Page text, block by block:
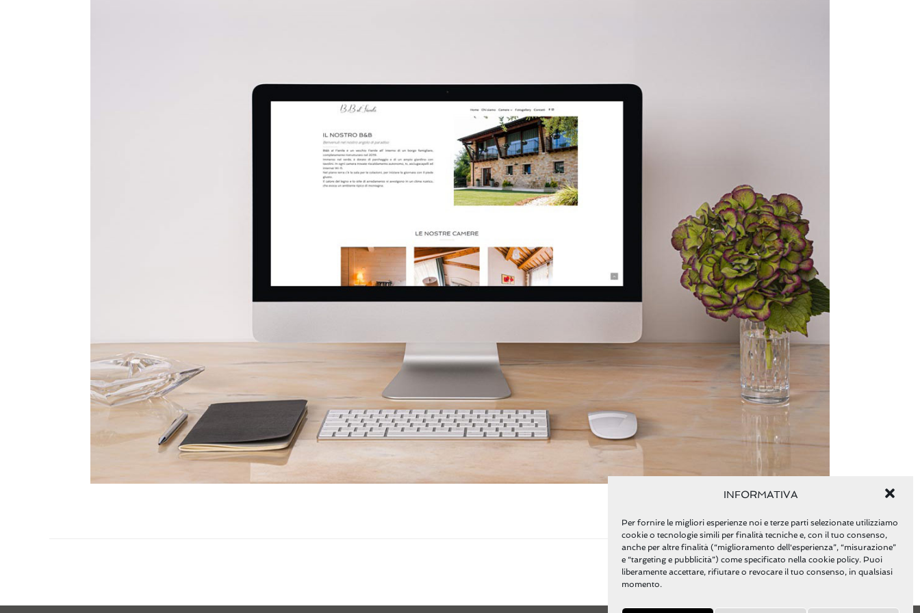
INFORMATIVA
Per fornire le migliori esperienze noi e terze parti selezionate utilizziamo
cookie o tecnologie simili per finalità tecniche e, con il tuo consenso,
anche per altre finalità (“miglioramento dell'esperienza”, “misurazione”
e “targeting e pubblicità”) come specificato nella cookie policy. Puoi
liberamente accettare, rifiutare o revocare il tuo consenso, in qualsiasi
momento.
Next Post →